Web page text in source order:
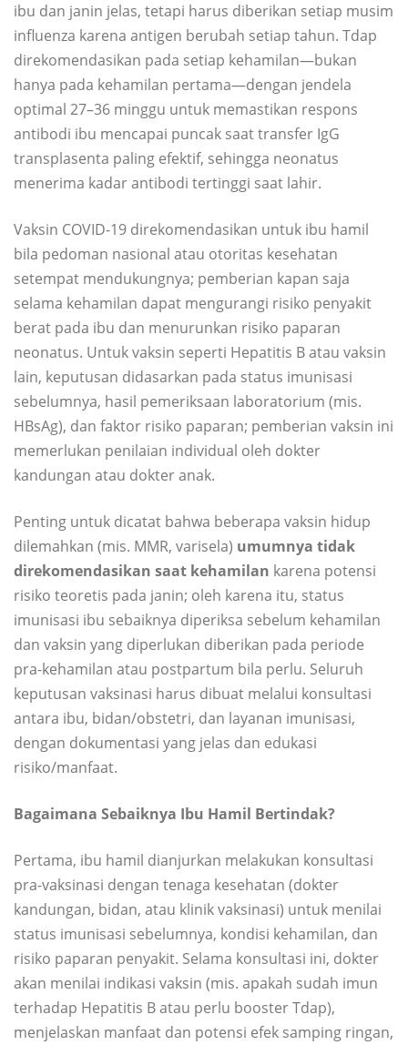
ibu dan janin jelas, tetapi harus diberikan setiap musim
influenza karena antigen berubah setiap tahun. Tdap
direkomendasikan pada setiap kehamilan—bukan
hanya pada kehamilan pertama—dengan jendela
optimal 27–36 minggu untuk memastikan respons
antibodi ibu mencapai puncak saat transfer IgG
transplasenta paling efektif, sehingga neonatus
menerima kadar antibodi tertinggi saat lahir.
Vaksin COVID-19 direkomendasikan untuk ibu hamil
bila pedoman nasional atau otoritas kesehatan
setempat mendukungnya; pemberian kapan saja
selama kehamilan dapat mengurangi risiko penyakit
berat pada ibu dan menurunkan risiko paparan
neonatus. Untuk vaksin seperti Hepatitis B atau vaksin
lain, keputusan didasarkan pada status imunisasi
sebelumnya, hasil pemeriksaan laboratorium (mis.
HBsAg), dan faktor risiko paparan; pemberian vaksin ini
memerlukan penilaian individual oleh dokter
kandungan atau dokter anak.
Penting untuk dicatat bahwa beberapa vaksin hidup
dilemahkan (mis. MMR, varisela) umumnya tidak
direkomendasikan saat kehamilan karena potensi
risiko teoretis pada janin; oleh karena itu, status
imunisasi ibu sebaiknya diperiksa sebelum kehamilan
dan vaksin yang diperlukan diberikan pada periode
pra-kehamilan atau postpartum bila perlu. Seluruh
keputusan vaksinasi harus dibuat melalui konsultasi
antara ibu, bidan/obstetri, dan layanan imunisasi,
dengan dokumentasi yang jelas dan edukasi
risiko/manfaat.
Bagaimana Sebaiknya Ibu Hamil Bertindak?
Pertama, ibu hamil dianjurkan melakukan konsultasi
pra-vaksinasi dengan tenaga kesehatan (dokter
kandungan, bidan, atau klinik vaksinasi) untuk menilai
status imunisasi sebelumnya, kondisi kehamilan, dan
risiko paparan penyakit. Selama konsultasi ini, dokter
akan menilai indikasi vaksin (mis. apakah sudah imun
terhadap Hepatitis B atau perlu booster Tdap),
menjelaskan manfaat dan potensi efek samping ringan,